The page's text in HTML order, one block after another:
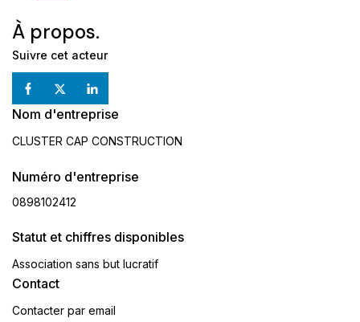
À propos.
Suivre cet acteur
Nom d'entreprise
CLUSTER CAP CONSTRUCTION
Numéro d'entreprise
0898102412
Statut et chiffres disponibles
Association sans but lucratif
Contact
Contacter par email